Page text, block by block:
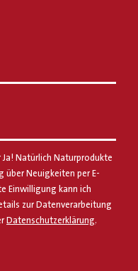
Natürlich Naturprodukte
über Neuigkeiten per E-
Einwilligung kann ich
zur Datenverarbeitung
Datenschutzerklärung.